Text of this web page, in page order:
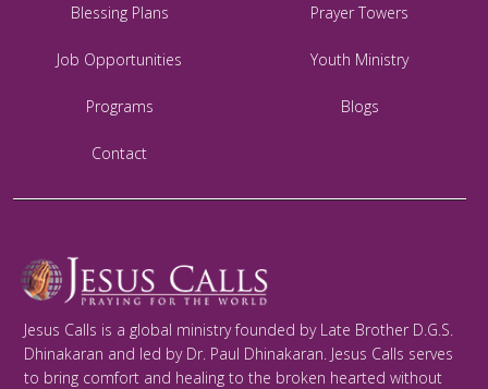
Blessing Plans Prayer Towers
Job Opportunities Youth Ministry
Programs Blogs
Contact
Jesus Calls is a global ministry founded by Late Brother D.G.S.
Dhinakaran and led by Dr. Paul Dhinakaran. Jesus Calls serves
to bring comfort and healing to the broken hearted without